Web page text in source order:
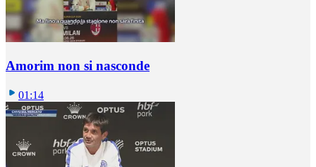
Amorim non si nasconde
01:14